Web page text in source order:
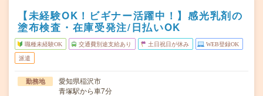
【未経験OK！ビギナー活躍中！】感光乳剤の
塗布検査・在庫受発注/日払いOK
職種未経験OK 交通費別途支給あり 土日祝日が休み WEB登録OK
派遣
勤務地
愛知県稲沢市
青塚駅から車7分